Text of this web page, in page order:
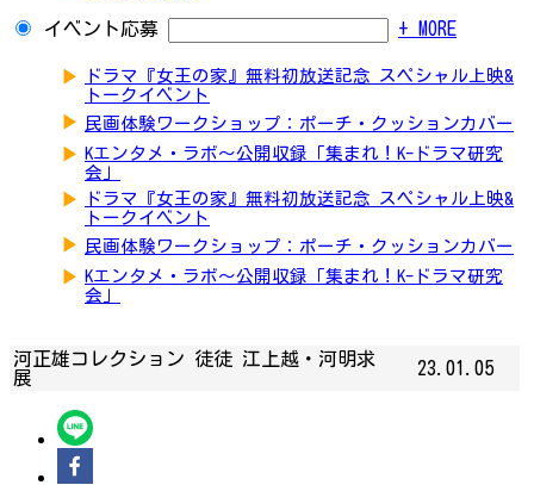
イベント応募 + MORE
▶
ドラマ『女王の家』無料初放送記念 スペシャル上映&
トークイベント
▶ 民画体験ワークショップ：ポーチ・クッションカバー
▶ Kエンタメ・ラボ～公開収録「集まれ！K-ドラマ研究
会」
▶
ドラマ『女王の家』無料初放送記念 スペシャル上映&
トークイベント
▶ 民画体験ワークショップ：ポーチ・クッションカバー
▶ Kエンタメ・ラボ～公開収録「集まれ！K-ドラマ研究
会」
河正雄コレクション 徒徒 江上越・河明求
展
23.01.05